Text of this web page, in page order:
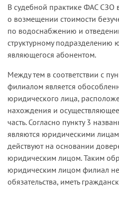
водопроводных сетей и
вместе именуемые
ОАО (арендатором)
канализации города, в
организации, для их
инстанции установил,
ответчика подписаны
лицами, и ОАО не
водопроводных сетей в
того, что
арендодателю, а
или прекратил действие,
представлены.
Отказывая в иске к
исходили из того, что
доказательств наличия
водопроводных сетей к
В судебной практике ФАС СЗО
о возмещении стоимости
по водоснабжению и
структурному подразделению
являющегося абонентом.
Между тем в соответствии с
филиалом является
юридического лица,
нахождения и
часть. Согласно пункту 3
являются юридическими
действуют на основании
юридическим лицом. Таким
юридическим лицом филиал
обязательства, иметь